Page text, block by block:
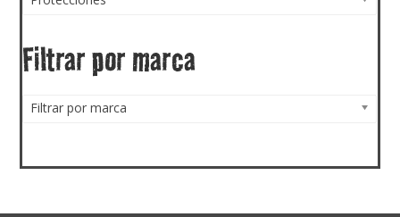
Filtrar por marca
Filtrar por marca